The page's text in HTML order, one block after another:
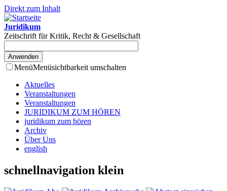
Direkt zum Inhalt
Juridikum
Zeitschrift für Kritik, Recht & Gesellschaft
MenüMenüsichtbarkeit umschalten
Aktuelles
Veranstaltungen
Veranstaltungen
JURIDIKUM ZUM HÖREN
juridikum zum hören
Archiv
Über Uns
english
schnellnavigation klein